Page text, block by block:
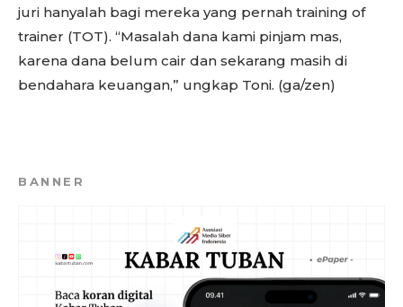
juri hanyalah bagi mereka yang pernah training of
trainer (TOT). “Masalah dana kami pinjam mas,
karena dana belum cair dan sekarang masih di
bendahara keuangan,” ungkap Toni. (ga/zen)
BANNER